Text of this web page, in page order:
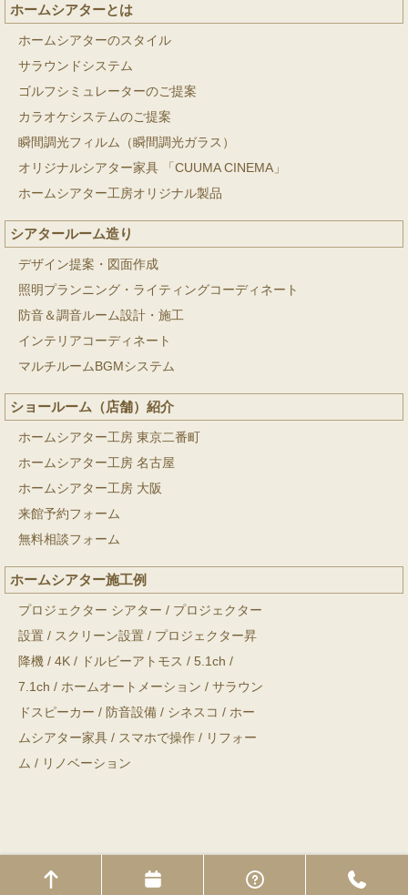
ホームシアターとは
ホームシアターのスタイル
サラウンドシステム
ゴルフシミュレーターのご提案
カラオケシステムのご提案
瞬間調光フィルム（瞬間調光ガラス）
オリジナルシアター家具 「CUUMA CINEMA」
ホームシアター工房オリジナル製品
シアタールーム造り
デザイン提案・図面作成
照明プランニング・ライティングコーディネート
防音＆調音ルーム設計・施工
インテリアコーディネート
マルチルームBGMシステム
ショールーム（店舗）紹介
ホームシアター工房 東京二番町
ホームシアター工房 名古屋
ホームシアター工房 大阪
来館予約フォーム
無料相談フォーム
ホームシアター施工例
プロジェクター シアター / プロジェクター
設置 / スクリーン設置 / プロジェクター昇
降機 / 4K / ドルビーアトモス / 5.1ch /
7.1ch / ホームオートメーション / サラウン
ドスピーカー / 防音設備 / シネスコ / ホー
ムシアター家具 / スマホで操作 / リフォー
ム / リノベーション